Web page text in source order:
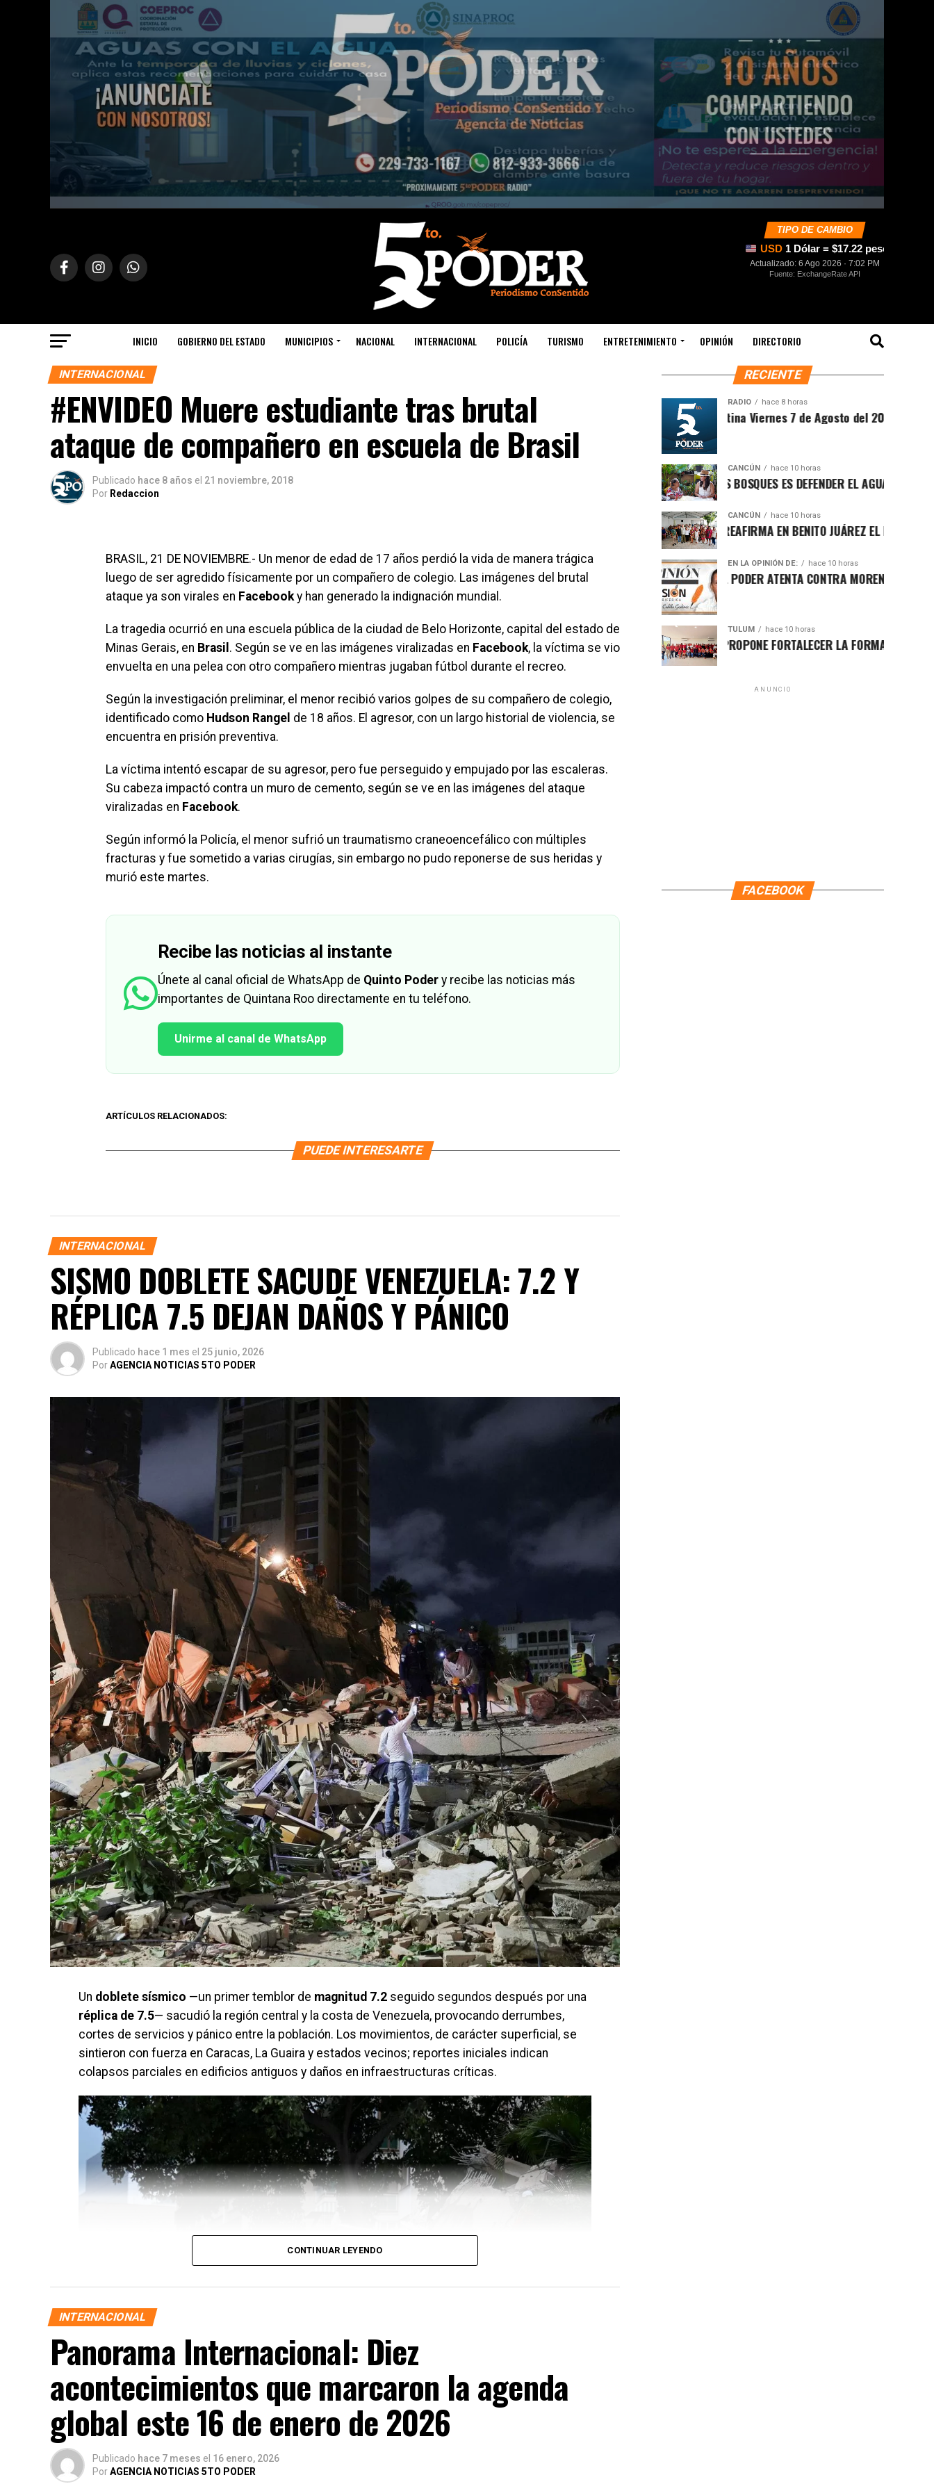
TIPO DE CAMBIO
USD 1 Dólar = $17.22 pesos
Actualizado: 6 Ago 2026 · 7:02 PM
Fuente: ExchangeRate API
INICIO GOBIERNO DEL ESTADO MUNICIPIOS NACIONAL INTERNACIONAL POLICÍA TURISMO ENTRETENIMIENTO OPINIÓN DIRECTORIO
INTERNACIONAL
#ENVIDEO Muere estudiante tras brutal
ataque de compañero en escuela de Brasil
Publicado hace 8 años el 21 noviembre, 2018
Por Redaccion
BRASIL, 21 DE NOVIEMBRE.- Un menor de edad de 17 años perdió la vida de manera trágica
luego de ser agredido físicamente por un compañero de colegio. Las imágenes del brutal
ataque ya son virales en Facebooky han generado la indignación mundial.
La tragedia ocurrió en una escuela pública de la ciudad de Belo Horizonte, capital del estado de
Minas Gerais, en Brasil . Según se ve en las imágenes viralizadas en Facebook, la víctima se vio
envuelta en una pelea con otro compañero mientras jugaban fútbol durante el recreo.
Según la investigación preliminar, el menor recibió varios golpes de su compañero de colegio,
identificado como Hudson Rangel de 18 años. El agresor, con un largo historial de violencia, se
encuentra en prisión preventiva.
La víctima intentó escapar de su agresor, pero fue perseguido y empujado por las escaleras.
Su cabeza impactó contra un muro de cemento, según se ve en las imágenes del ataque
viralizadas en Facebook.
Según informó la Policía, el menor sufrió un traumatismo craneoencefálico con múltiples
fracturas y fue sometido a varias cirugías, sin embargo no pudo reponerse de sus heridas y
murió este martes.
Recibe las noticias al instante
Únete al canal oficial de WhatsApp de Quinto Poder y recibe las noticias más
importantes de Quintana Roo directamente en tu teléfono.
Unirme al canal de WhatsApp
ARTÍCULOS RELACIONADOS:
PUEDE INTERESARTE
INTERNACIONAL
SISMO DOBLETE SACUDE VENEZUELA: 7.2 Y
RÉPLICA 7.5 DEJAN DAÑOS Y PÁNICO
Publicado hace 1 mes el 25 junio, 2026
PorAGENCIA NOTICIAS 5TO PODER
Un doblete sísmico —un primer temblor de magnitud 7.2 seguido segundos después por una
réplica de 7.5— sacudió la región central y la costa de Venezuela, provocando derrumbes,
cortes de servicios y pánico entre la población. Los movimientos, de carácter superficial, se
sintieron con fuerza en Caracas, La Guaira y estados vecinos; reportes iniciales indican
colapsos parciales en edificios antiguos y daños en infraestructuras críticas.
CONTINUAR LEYENDO
INTERNACIONAL
Panorama Internacional: Diez
acontecimientos que marcaron la agenda
global este 16 de enero de 2026
Publicado hace 7 meses el 16 enero, 2026
PorAGENCIA NOTICIAS 5TO PODER
RECIENTE
RADIO hace 8 horas
Sintesis Matutina Viernes 7 de Agosto del 2026
CANCÚN hace 10 horas
PROTEGER LOS BOSQUES ES DEFENDER EL AGUA Y EL FUTURO
CANCÚN hace 10 horas
RAFA MARÍN REAFIRMA EN BENITO JUÁREZ EL LLAMADO A
EN LA OPINIÓN DE: hace 10 horas
LUCHA POR EL PODER ATENTA CONTRA MORENA EN Q.ROO
TULUM hace 10 horas
HUGO ALDAY PROPONE FORTALECER LA FORMACIÓN
ANUNCIO
FACEBOOK